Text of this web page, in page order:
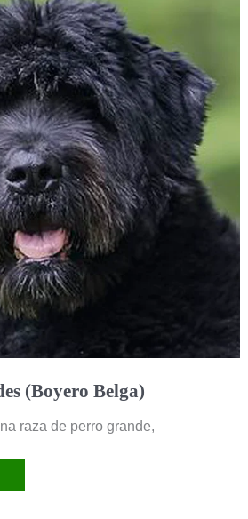
(Boyero Belga)
raza de perro grande,